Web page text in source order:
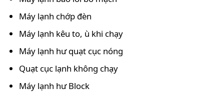
Máy lạnh chớp đèn
Máy lạnh kêu to, ù khi chạy
Máy lạnh hư quạt cục nóng
Quạt cục lạnh không chạy
Máy lạnh hư Block